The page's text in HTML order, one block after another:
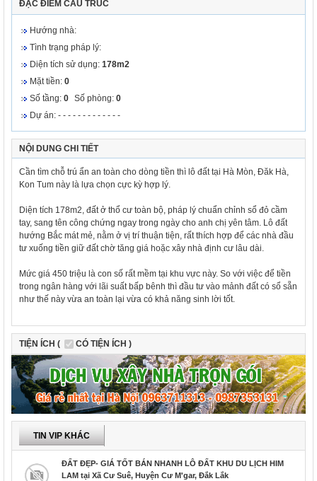
ĐẶC ĐIỂM CẤU TRÚC
Hướng nhà:
Tình trạng pháp lý:
Diện tích sử dụng: 178m2
Mặt tiền: 0
Số tầng: 0 Số phòng: 0
Dự án: - - - - - - - - - - - - -
NỘI DUNG CHI TIẾT
Cần tìm chỗ trú ẩn an toàn cho dòng tiền thì lô đất tại Hà Mòn, Đăk Hà,
Kon Tum này là lựa chọn cực kỳ hợp lý.
Diện tích 178m2, đất ở thổ cư toàn bộ, pháp lý chuẩn chỉnh sổ đỏ cầm
tay, sang tên công chứng ngay trong ngày cho anh chị yên tâm. Lô đất
hướng Bắc mát mẻ, nằm ở vị trí thuận tiện, rất thích hợp để các nhà đầu
tư xuống tiền giữ đất chờ tăng giá hoặc xây nhà định cư lâu dài.
Mức giá 450 triệu là con số rất mềm tại khu vực này. So với việc để tiền
trong ngân hàng với lãi suất bấp bênh thì đầu tư vào mảnh đất có sổ sẵn
như thế này vừa an toàn lại vừa có khả năng sinh lời tốt.
TIỆN ÍCH ( CÓ TIỆN ÍCH )
TIN VIP KHÁC
ĐẤT ĐẸP- GIÁ TỐT BÁN NHANH LÔ ĐẤT KHU DU LỊCH HIM
LAM tại Xã Cư Suê, Huyện Cư M'gar, Đắk Lắk